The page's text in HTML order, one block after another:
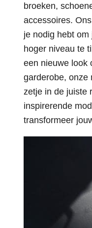
broeken,
accessoires.
je nodig hebt
hoger niveau te
een nieuwe look
garderobe, onze
zetje in de juiste
inspirerende
transformeer